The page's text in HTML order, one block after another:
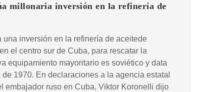
millonaria inversión en la refinería de
una inversión en la refinería de aceitede
el centro sur de Cuba, para rescatar la
equipamiento mayoritario es soviético y data
1970. En declaraciones a la agencia estatal
embajador ruso en Cuba, Viktor Koronelli dijo